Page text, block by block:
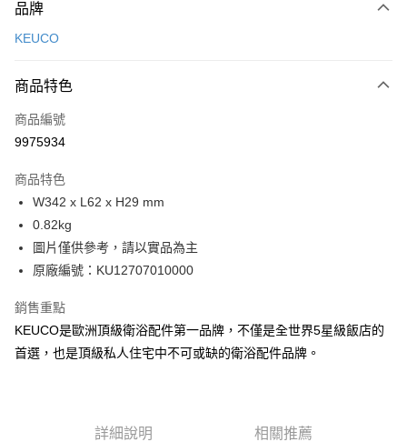
信用卡一次付款
運送方式
宅配
全館免運
免運費
品牌
KEUCO
商品特色
商品編號
9975934
商品特色
W342 x L62 x H29 mm
0.82kg
圖片僅供參考，請以實品為主
原廠編號：KU12707010000
銷售重點
KEUCO是歐洲頂級衛浴配件第一品牌，不僅是全世界5星級飯店的
首選，也是頂級私人住宅中不可或缺的衛浴配件品牌。
詳細說明 相關推薦